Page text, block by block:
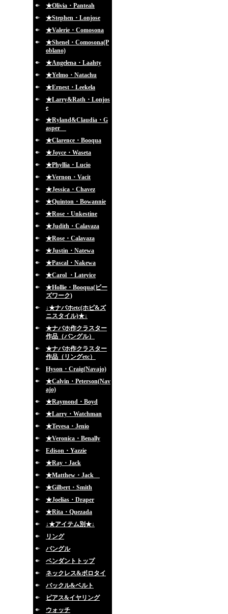
★Olivia・Panteah
★Stephen・Lonjose
★Valerie・Comosona
★Shenel・Comosona(P
oblano)
★Angelena・Laahty
★Yelmo・Natachu
★Ernest・Leekela
★Larry&Rath・Lonjos
e
★Ryland&Claudia・G
asper
★Clarence・Booqua
★Joyce・Waseta
★Phyllia・Lucio
★Vernon・Vacit
★Jessica・Chavez
★Quinton・Bowannie
★Rose・Unkestine
★Judith・Calavaza
★Rose・Calavaza
★Justin・Natewa
★Pascal・Nakewa
★Carol ・Lateyice
★Hollie・Booqua(ビー
ズワーク)
↓★ナバホetc(ホピ&ズ
ニスタイル)★↓
★ナバホ作クラスター
作品（バングル）
★ナバホ作クラスター
作品（リングetc）
Hyson・Craig(Navajo)
★Calvin・Peterson(Nav
ajo)
★Raymond・Boyd
★Larry・Watchman
★Tevesa・Jenio
★Veronica・Benally
Edison・Yazzie
★Ray・Jack
★Matthew・Jack
★Gilbert・Smith
★Joelias・Draper
★Rita・Quezada
↓★アイテム別★↓
リング
バングル
ペンダントトップ
ネックレス&ボロタイ
バックル&ベルト
ピアス&イヤリング
ウォッチ